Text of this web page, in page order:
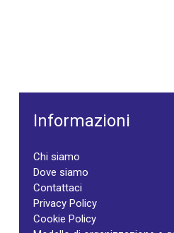
Informazioni
Chi siamo
Dove siamo
Contattaci
Privacy Policy
Cookie Policy